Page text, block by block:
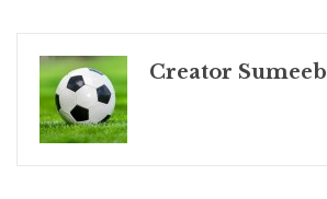
Creator Sumeeb